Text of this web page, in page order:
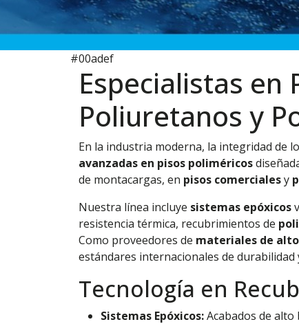
#00adef
Especialistas en
Poliuretanos y
En la industria moderna, la integridad de
avanzadas en pisos poliméricos
de montacargas, en pisos comercialesy
Nuestra línea incluye sistemas epóxicos
resistencia térmica, recubrimientos de
Como proveedores de materiales de
estándares internacionales de durabilidad
Tecnología en
Sistemas Epóxicos:Acabados de